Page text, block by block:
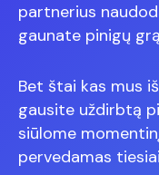
partnerius
gaunate pinigų
Bet štai kas mus
gausite uždirbtą
siūlome
pervedamas